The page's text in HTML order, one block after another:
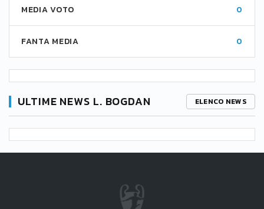
MEDIA VOTO 0
FANTA MEDIA 0
ULTIME NEWS L. BOGDAN ELENCO NEWS